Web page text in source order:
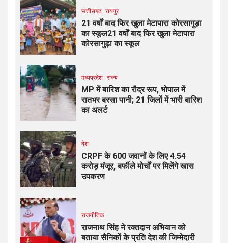
छत्तीसगढ़ रायपुर
21 वर्षों बाद फिर खुला मेटापारा कोरसागुड़ा
का स्कूल21 वर्षों बाद फिर खुला मेटापारा
कोरसागुड़ा का स्कूल
मध्यप्रदेश राज्य
MP में बारिश का रौद्र रूप, भोपाल में
रातभर बरसा पानी; 21 जिलों में भारी बारिश
का अलर्ट
देश
CRPF के 600 जवानों के लिए ₹4.54
करोड़ मंजूर, बर्फीले मोर्चों पर मिलेंगे खास
उपकरण
राजनीतिक
राजनाथ सिंह ने रक्तदान अभियान को
बताया सैनिकों के प्रति देश की जिम्मेदारी